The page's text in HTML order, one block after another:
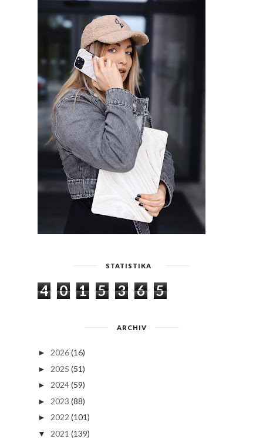
STATISTIKA
4 0 1 5 3 6 5
ARCHIV
► 2026(16)
► 2025 (51)
► 2024(59)
► 2023 (88)
► 2022 (101)
▼ 2021 (139)